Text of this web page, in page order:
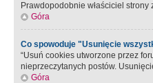
Prawdopodobnie właściciel
Góra
Co spowoduje "Usunięcie
“Usuń cookies utworzone przez
nieprzeczytanych postów.
Góra